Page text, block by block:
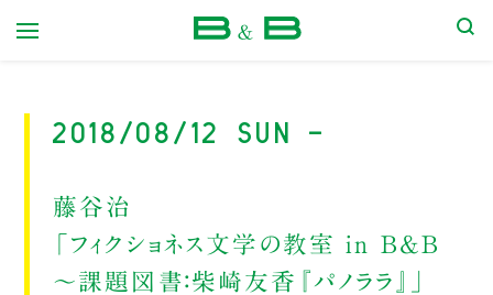
2018/08/12 Sun -
藤谷治
「フィクショネス文学の教室 in B&B
〜課題図書：柴崎友香『パノララ』」